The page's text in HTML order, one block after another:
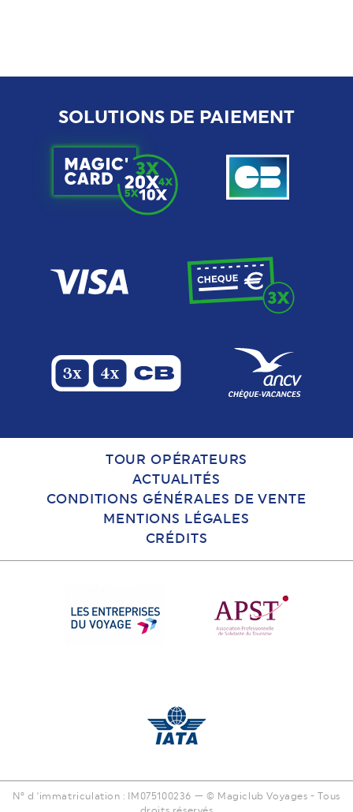
SOLUTIONS DE PAIEMENT
TOUR OPÉRATEURS
ACTUALITÉS
CONDITIONS GÉNÉRALES DE VENTE
MENTIONS LÉGALES
CRÉDITS
N° d 'immatriculation : IM075100236 — © Magiclub Voyages - Tous